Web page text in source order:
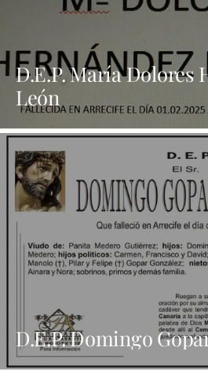
D.E.P. María Dolores
León
D.E.P. Domingo